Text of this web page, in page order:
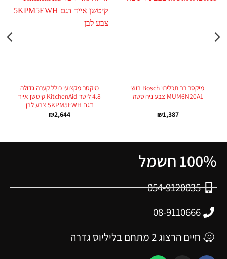
מיקסר רב תכליתי Bosch בוש
MUM6N20A1 צבע נירוסטה
₪1,387
מיקסר מקצועי כולל קערה גדולה
4.8 ליטר KitchenAid קיטשן אייד
דגם 5KPM5EWH צבע לבן
₪2,644
100% חשמל
054-9120035
08-9110666
חיים הרצוג 2 מתחם בליליוס גדרה